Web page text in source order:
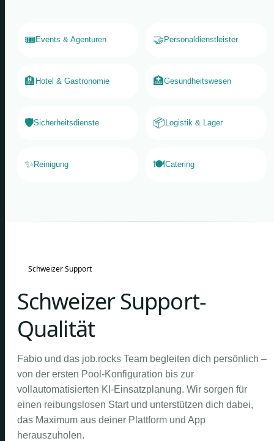
🎟️Events & Agenturen 🤝 Personaldienstleister
🏨 Hotel & Gastronomie 🏥Gesundheitswesen
🛡️Sicherheitsdienste 📦 Logistik & Lager
✨ Reinigung 🍽️Catering
Schweizer Support
Schweizer Support-
Qualität
Fabio und das job.rocks Team begleiten dich persönlich –
von der ersten Pool-Konfiguration bis zur
vollautomatisierten KI-Einsatzplanung. Wir sorgen für
einen reibungslosen Start und unterstützen dich dabei,
das Maximum aus deiner Plattform und App
herauszuholen.